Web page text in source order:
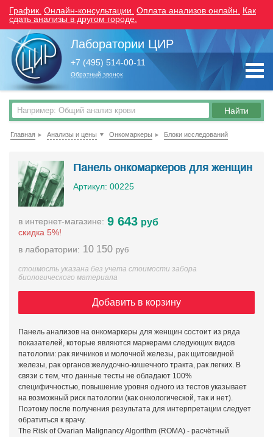
График. Онлайн-консультации. Оплата анализов онлайн.
Как
сдать анализы в другом городе.
Лаборатории ЦИР
+7 (495) 514-00-11
Обратный звонок
Главная Анализы и цены Онкомаркеры Блоки исследований
Панель онкомаркеров для женщин
Артикул: 00225
в интернет-магазине:
скидка 5%!
9 643 руб
в лаборатории: 10 150 руб
стоимость указана без учета стоимости забора
биологического материала
Добавить в корзину
Панель анализов на онкомаркеры для женщин состоит из ряда
показателей, которые являются маркерами следующих видов
патологии: рак яичников и молочной железы, рак щитовидной
железы, рак органов желудочно-кишечного тракта, рак легких. В
связи с тем, что данные тесты не обладают 100%
специфичностью, повышение уровня одного из тестов указывает
на возможный риск патологии (как онкологической, так и нет).
Поэтому после получения результата для интерпретации следует
обратиться к врачу.
The Risk of Ovarian Malignancy Algorithm (ROMA) - расчётный